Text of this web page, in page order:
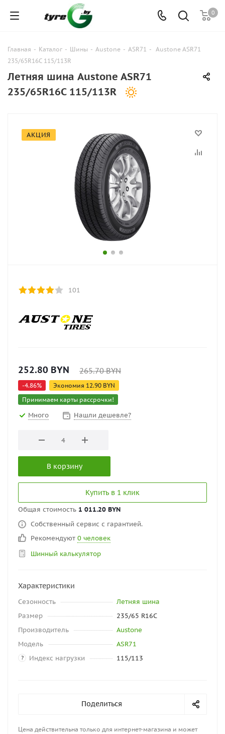
0
Главная - Каталог - Шины - Austone - ASR71 - Austone ASR71
235/65R16C 115/113R
Летняя шина Austone ASR71
235/65R16C 115/113R
АКЦИЯ
101
252.80 BYN 265.70BYN
-4.86% Экономия 12.90 BYN
Принимаем карты рассрочки!
Много Нашли дешевле?
В корзину
Купить в 1 клик
Общая стоимость 1 011.20 BYN
Собственный сервис с гарантией.
Рекомендуют 0 человек
Шинный калькулятор
Характеристики
Сезонность
Летняя шина
Размер
235/65 R16C
Производитель
Austone
Модель
ASR71
? Индекс нагрузки 115/113
Поделиться
Цена действительна только для интернет-магазина и может